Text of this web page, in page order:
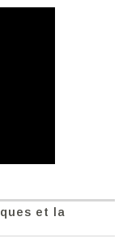
et la